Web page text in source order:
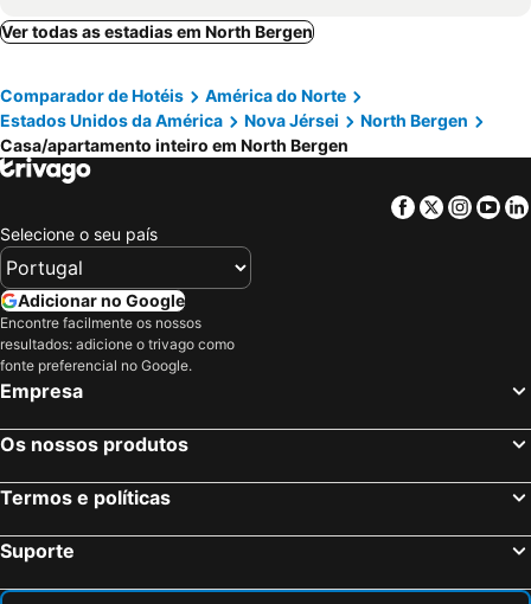
Ver todas as estadias em North Bergen
Comparador de Hotéis
América do Norte
Estados Unidos da América
Nova Jérsei
North Bergen
Casa/apartamento inteiro em North Bergen
Facebook
Twitter
Selecione o seu país
Adicionar no Google
Encontre facilmente os nossos
resultados: adicione o trivago como
fonte preferencial no Google.
Empresa
Os nossos produtos
Termos e políticas
Suporte